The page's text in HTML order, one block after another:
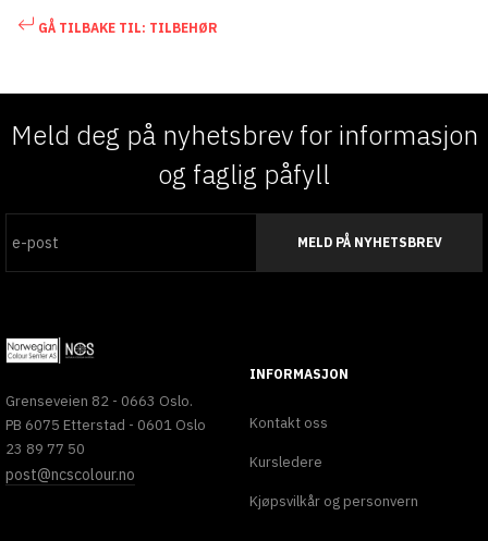
GÅ TILBAKE TIL: TILBEHØR
Meld deg på nyhetsbrev for informasjon
og faglig påfyll
MELD PÅ NYHETSBREV
Grenseveien 82 - 0663 Oslo.
PB 6075 Etterstad - 0601 Oslo
23 89 77 50
post@ncscolour.no
INFORMASJON
Kontakt oss
Kursledere
Kjøpsvilkår og personvern